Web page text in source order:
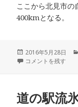
ここから北見市の
400kmとなる。
投
稿
2016年5月28日
道の駅メルヘンの丘
コメントを残す
道の駅流